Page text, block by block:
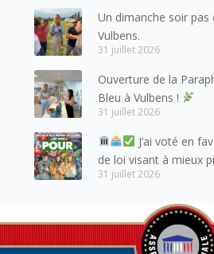
amis suisses, et plus
habitants du bassin
lémanique, avec
Un dimanche soir
Vulbens.
31 juillet 2026
Ouverture de la
Bleu à Vulbens !
31 juillet 2026
J’ai voté en
de loi visant à mieux
des risques liés à
31 juillet 2026